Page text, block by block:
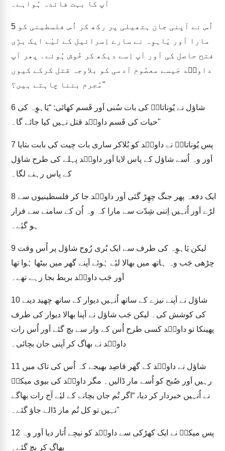
آپ کا بہت فائدہ ہُواہے۔
5
مارا اَور یَاہوِہ نے سارے اِسرائیل کے لیٔے ایک بڑی
فتح حاصل کی اَور آپ اِسے دیکھ کر خُوش ہُوئے۔ پھر آپ
داویؔد جَیسے معصُوم آدمی کو بلاوجہ قتل کرکے کیوں
مُجرم بننا چاہتے ہیں؟"
6
حیات کی قَسم داویؔد قتل نہیں کیا جائے گا۔"
7
اَور وہ اُسے شاؤل کے پاس لایا اَور داویؔد پہلے کی طرح شاؤل
کے پاس رہنے لگا۔
8
لڑے اَور اُنہیں اِتنی شِدّت سے مارا کہ وہ اُن کے سامنے سے فرار
ہو گیٔے۔
9
چڑھی جَب وہ ہاتھ میں بھالا لیٔے ہُوئے اَپنے گھر میں بیٹھا ہُوا تھا
اَور جَب داویؔد بربط بجا رہے تھے۔
10
کی کوشش کی۔ لیکن جَب شاؤل نے اَپنا بھالا دیوار کی طرف
پھینکا تو داویؔد کسی طرح اُس کے وار سے بچ گئے اَور اُس رات
داویؔد نے بھاگ کر اَپنی جان بچائی۔
11
رہیں اَور صُبح کو اُسے مار ڈالیں۔ مگر داویؔد کی بیوی میکلؔ
نے اُنہیں خبردار کر دیا، “اگر تُم جان بچانے کے لیٔے آج رات بھاگے
نہیں تو کل تُم مار ڈالے جاؤ گئے۔"
12
بھاگ کر بچ گئے۔